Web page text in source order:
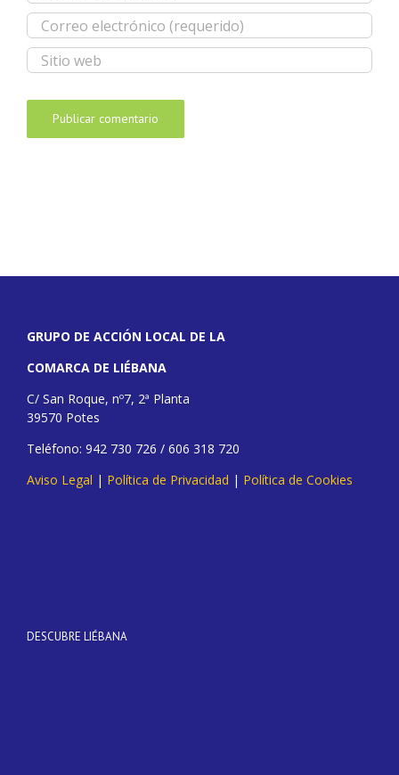
GRUPO DE ACCIÓN LOCAL DE LA
COMARCA DE LIÉBANA
C/ San Roque, nº7, 2ª Planta
39570 Potes
Teléfono: 942 730 726 / 606 318 720
Aviso Legal | Política de Privacidad | Política de Cookies
DESCUBRE LIÉBANA